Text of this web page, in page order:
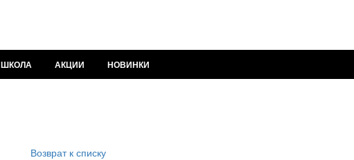
ШКОЛА АКЦИИ НОВИНКИ
Возврат к списку